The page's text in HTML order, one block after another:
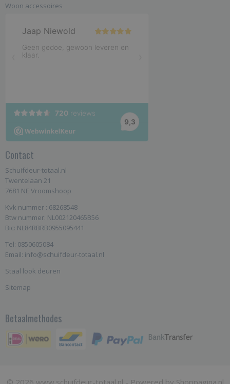
Woon accessoires
Contact
Schuifdeur-totaal.nl
Twentelaan 21
7681 NE Vroomshoop
Kvk nummer : 68268548
Btw nummer: NL002120465B56
Bic: NL84RBRB0955095441
Tel: 0850605084
Email: info@schuifdeur-totaal.nl
Staal look deuren
Sitemap
Betaalmethodes
© 2026 www.schuifdeur-totaal.nl - Powered by Shoppagina.nl